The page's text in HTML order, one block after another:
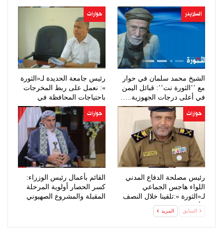
السلايدر
الشيخ محمد سلمان في حوار
مع ’’الثورة نت’’: قبائل اليمن
في أعلى درجات الجهوزية..…
حوارات
رئيس جامعة الحديدة لـ«الثورة
»: نعمل على ربط المخرجات
باحتياجات المحافظة في
المجالين…
حوارات
رئيس مصلحة الدفاع المدني
اللواء هاجس الجماعي
لـ«الثورة »:تلقينا خلال النصف
حوارات
القائم بأعمال رئيس الوزراء:
كسر الحصار أولوية المرحلة
المقبلة والمشروع الصهيوني
السابق المزيد